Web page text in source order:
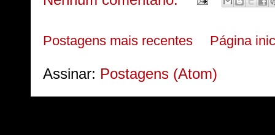
Postagens mais recentes Página
Assinar: Postagens (Atom)